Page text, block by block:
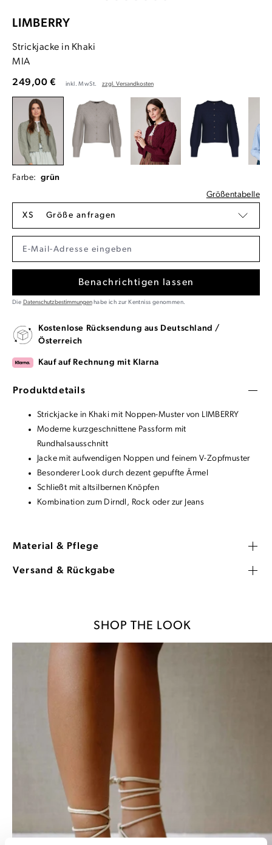
LIMBERRY
Strickjacke in Khaki
MIA
249,00 € inkl. MwSt. zzgl. Versandkosten
Farbe: grün
Größentabelle
XS Größe anfragen
Benachrichtigen lassen
Die Datenschutzbestimmungenhabe ich zur Kentniss genommen.
Kostenlose Rücksendung aus Deutschland /
Österreich
Kauf auf Rechnung mit Klarna
Produktdetails
Strickjacke in Khaki mit Noppen-Muster von LIMBERRY
Moderne kurzgeschnittene Passform mit
Rundhalsausschnitt
Jacke mit aufwendigen Noppen und feinem V-Zopfmuster
Besonderer Look durch dezent gepuffte Ärmel
Schließt mit altsilbernen Knöpfen
Kombination zum Dirndl, Rock oder zur Jeans
Material & Pflege
Versand & Rückgabe
SHOP THE LOOK